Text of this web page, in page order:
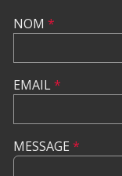
NOM *
EMAIL*
MESSAGE *